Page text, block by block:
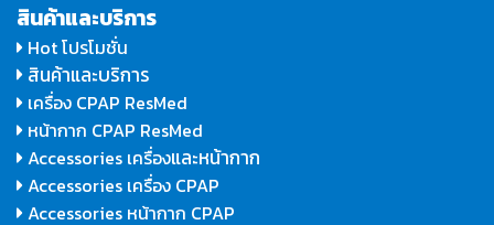
สินค้าและบริการ
Hot โปรโมชั่น
สินค้าและบริการ
เครื่อง CPAP ResMed
หน้ากาก CPAP ResMed
Accessories เครื่องและหน้ากาก
Accessories เครื่อง CPAP
Accessories หน้ากาก CPAP